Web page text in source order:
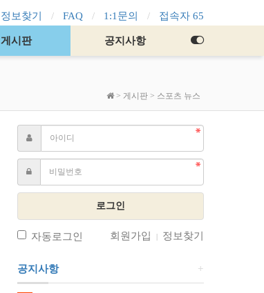
정보찾기 FAQ 1:1문의 접속자 65
게시판 공지사항
> 게시판 > 스포츠 뉴스
로그인
자동로그인 회원가입 | 정보찾기
+
공지사항